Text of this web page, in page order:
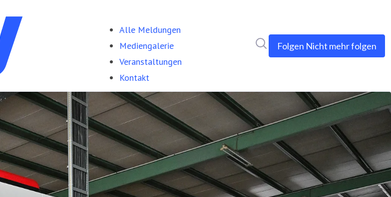
Alle Meldungen
Mediengalerie
Veranstaltungen
Kontakt
Folgen Nicht mehr folgen